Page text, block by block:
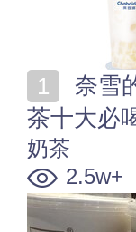
茶十大必
奶茶
2.5w+